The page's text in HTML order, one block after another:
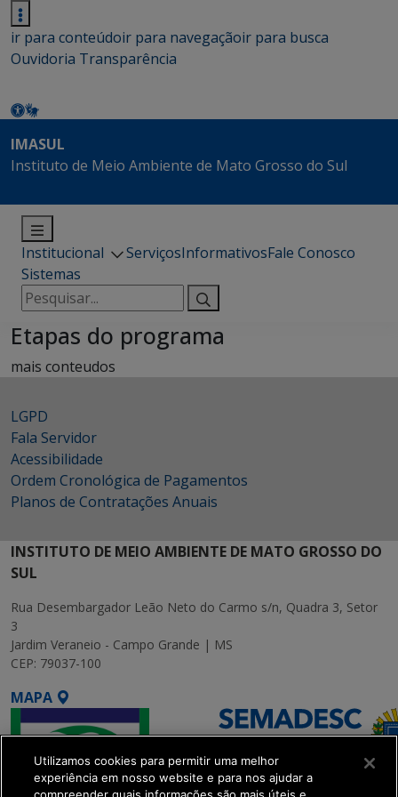
ir para conteúdoir para navegaçãoir para busca
Ouvidoria Transparência
IMASUL
Instituto de Meio Ambiente de Mato Grosso do Sul
Institucional ServiçosInformativosFale Conosco
Sistemas
Pesquisar
por:
Etapas do programa
mais conteudos
LGPD
Fala Servidor
Acessibilidade
Ordem Cronológica de Pagamentos
Planos de Contratações Anuais
INSTITUTO DE MEIO AMBIENTE DE MATO GROSSO DO
SUL
Rua Desembargador Leão Neto do Carmo s/n, Quadra 3, Setor
3
Jardim Veraneio - Campo Grande | MS
CEP: 79037-100
MAPA
Utilizamos cookies para permitir uma melhor
experiência em nosso website e para nos ajudar a